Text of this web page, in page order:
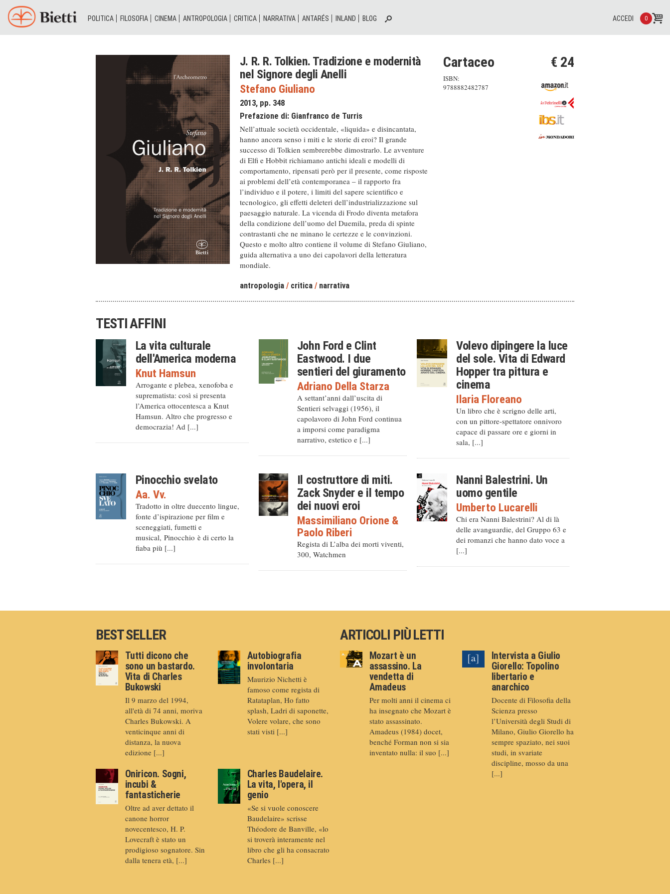
POLITICA FILOSOFIA CINEMA ANTROPOLOGIA CRITICA NARRATIVA ANTARÉS INLAND BLOG 0
ACCEDI
J. R. R. Tolkien. Tradizione e modernità
nel Signore degli Anelli
Stefano Giuliano
2013, pp. 348
Prefazione di: Gianfranco de Turris
Nell’attuale società occidentale, «liquida» e disincantata,
hanno ancora senso i miti e le storie di eroi? Il grande
successo di Tolkien sembrerebbe dimostrarlo. Le avventure
di Elfi e Hobbit richiamano antichi ideali e modelli di
comportamento, ripensati però per il presente, come risposte
ai problemi dell’età contemporanea – il rapporto fra
l’individuo e il potere, i limiti del sapere scientifico e
tecnologico, gli effetti deleteri dell’industrializzazione sul
paesaggio naturale. La vicenda di Frodo diventa metafora
della condizione dell’uomo del Duemila, preda di spinte
contrastanti che ne minano le certezze e le convinzioni.
Questo e molto altro contiene il volume di Stefano Giuliano,
guida alternativa a uno dei capolavori della letteratura
mondiale.
antropologia / critica / narrativa
Cartaceo
ISBN:
9788882482787
€ 24
TESTI AFFINI
La vita culturale
dell'America moderna
Knut Hamsun
Arrogante e plebea, xenofoba e
suprematista: così si presenta
l’America ottocentesca a Knut
Hamsun. Altro che progresso e
democrazia! Ad [...]
John Ford e Clint
Eastwood. I due
sentieri del giuramento
Adriano Della Starza
A settant’anni dall’uscita di
Sentieri selvaggi (1956), il
capolavoro di John Ford continua
a imporsi come paradigma
narrativo, estetico e [...]
Volevo dipingere la luce
del sole. Vita di Edward
Hopper tra pittura e
cinema
Ilaria Floreano
Un libro che è scrigno delle arti,
con un pittore-spettatore onnivoro
capace di passare ore e giorni in
sala, [...]
Pinocchio svelato
Aa. Vv.
Tradotto in oltre duecento lingue,
fonte d’ispirazione per film e
sceneggiati, fumetti e
musical, Pinocchio è di certo la
fiaba più [...]
Il costruttore di miti.
Zack Snyder e il tempo
dei nuovi eroi
Massimiliano Orione&
Paolo Riberi
Regista di L’alba dei morti viventi,
300, Watchmen
Nanni Balestrini. Un
uomo gentile
Umberto Lucarelli
Chi era Nanni Balestrini? Al di là
delle avanguardie, del Gruppo 63 e
dei romanzi che hanno dato voce a
[...]
BEST SELLER
Tutti dicono che
sono un bastardo.
Vita di Charles
Bukowski
Il 9 marzo del 1994,
all'età di 74 anni, moriva
Charles Bukowski. A
venticinque anni di
distanza, la nuova
edizione [...]
Autobiografia
involontaria
Maurizio Nichetti è
famoso come regista di
Ratataplan, Ho fatto
splash, Ladri di saponette,
Volere volare, che sono
stati visti [...]
Oniricon. Sogni,
incubi &
fantasticherie
Oltre ad aver dettato il
canone horror
novecentesco, H. P.
Lovecraft è stato un
prodigioso sognatore. Sin
dalla tenera età, [...]
Charles Baudelaire.
La vita, l'opera, il
genio
«Se si vuole conoscere
Baudelaire» scrisse
Théodore de Banville, «lo
si troverà interamente nel
libro che gli ha consacrato
Charles [...]
ARTICOLI PIÙ LETTI
Mozart è un
assassino. La
vendetta di
Amadeus
Per molti anni il cinema ci
ha insegnato che Mozart è
stato assassinato.
Amadeus (1984) docet,
benché Forman non si sia
inventato nulla: il suo [...]
Intervista a Giulio
Giorello: Topolino
libertario e
anarchico
Docente di Filosofia della
Scienza presso
l’Università degli Studi di
Milano, Giulio Giorello ha
sempre spaziato, nei suoi
studi, in svariate
discipline, mosso da una
[...]